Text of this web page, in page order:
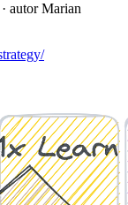
· autor Marian